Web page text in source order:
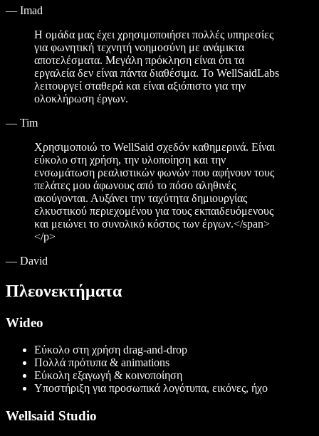
— Imad
Η ομάδα μας έχει χρησιμοποιήσει πολλές υπηρεσίες
για φωνητική τεχνητή νοημοσύνη με ανάμικτα
αποτελέσματα. Μεγάλη πρόκληση είναι ότι τα
εργαλεία δεν είναι πάντα διαθέσιμα. Το WellSaidLabs
λειτουργεί σταθερά και είναι αξιόπιστο για την
ολοκλήρωση έργων.
— Tim
Χρησιμοποιώ το WellSaid σχεδόν καθημερινά. Είναι
εύκολο στη χρήση, την υλοποίηση και την
ενσωμάτωση ρεαλιστικών φωνών που αφήνουν τους
πελάτες μου άφωνους από το πόσο αληθινές
ακούγονται. Αυξάνει την ταχύτητα δημιουργίας
ελκυστικού περιεχομένου για τους εκπαιδευόμενους
και μειώνει το συνολικό κόστος των έργων.</span>
</p>
— David
Πλεονεκτήματα
Wideo
Εύκολο στη χρήση drag-and-drop
Πολλά πρότυπα & animations
Εύκολη εξαγωγή & κοινοποίηση
Υποστήριξη για προσωπικά λογότυπα, εικόνες, ήχο
Wellsaid Studio